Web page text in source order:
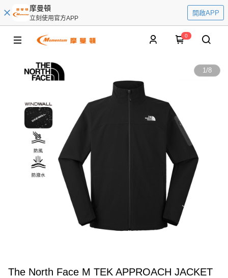
摩曼頓
立刻使用官方APP
開啟APP
0
1/8
The North Face M TEK APPROACH JACKET